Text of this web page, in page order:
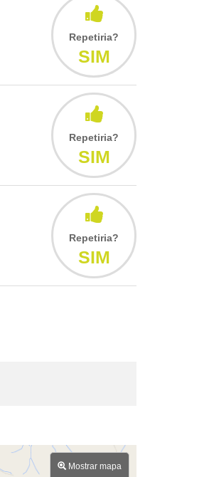
Repetiria?
SIM
Repetiria?
SIM
Repetiria?
SIM
Mostrar mapa